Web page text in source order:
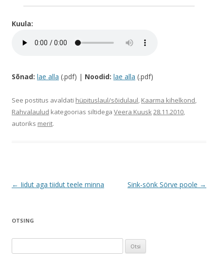
Kuula:
Sõnad: lae alla (.pdf) | Noodid: lae alla (.pdf)
See postitus avaldati hüpituslaul/sõidulaul, Kaarma kihelkond,
Rahvalaulud kategoorias siltidega Veera Kuusk28.11.2010,
autoriks merit.
Postituste
← Iidut aga tiidut teele minna Sink-sönk Sörve poole →
OTSING
t